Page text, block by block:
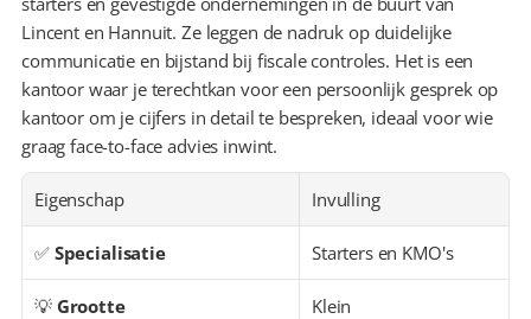
Lincent en Hannuit. Ze leggen de nadruk op duidelijke
communicatie en bijstand bij fiscale controles. Het is een
kantoor waar je terechtkan voor een persoonlijk gesprek op
kantoor om je cijfers in detail te bespreken, ideaal voor wie
graag face-to-face advies inwint.
Eigenschap Invulling
✅ Specialisatie Starters en KMO's
💡 Grootte Klein